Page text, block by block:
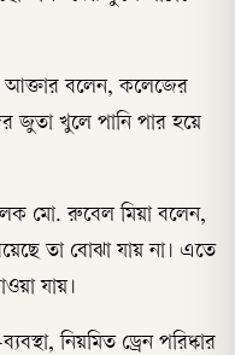
আক্তার বলেন, কলেজের
জুতা খুলে পানি পার হয়ে
মো. রুবেল মিয়া বলেন,
তা বোঝা যায় না। এতে
যায়।
নিয়মিত ড্রেন পরিষ্কার